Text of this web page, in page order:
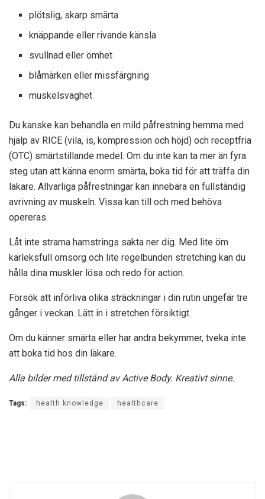
plötslig, skarp smärta
knäppande eller rivande känsla
svullnad eller ömhet
blåmärken eller missfärgning
muskelsvaghet
Du kanske kan behandla en mild påfrestning hemma med
hjälp av RICE (vila, is, kompression och höjd) och receptfria
(OTC) smärtstillande medel. Om du inte kan ta mer än fyra
steg utan att känna enorm smärta, boka tid för att träffa din
läkare. Allvarliga påfrestningar kan innebära en fullständig
avrivning av muskeln. Vissa kan till och med behöva
opereras.
Låt inte strama hamstrings sakta ner dig. Med lite öm
kärleksfull omsorg och lite regelbunden stretching kan du
hålla dina muskler lösa och redo för action.
Försök att införliva olika sträckningar i din rutin ungefär tre
gånger i veckan. Lätt in i stretchen försiktigt.
Om du känner smärta eller har andra bekymmer, tveka inte
att boka tid hos din läkare.
Alla bilder med tillstånd av Active Body. Kreativt sinne.
Tags: health knowledge healthcare